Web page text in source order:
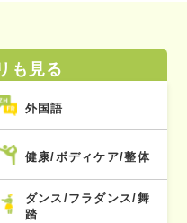
も見る
外国語
健康/ボディケア/整体
ダンス/フラダンス/舞
踏